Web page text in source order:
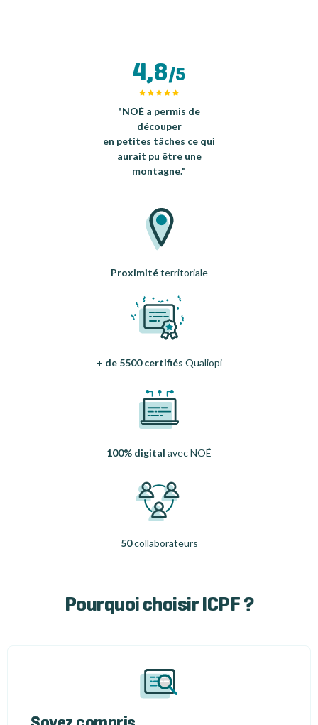
+ de 5500 certifiés Qualiopi
100% digital avec NOÉ
4,8/5
"NOÉ a permis de
découper
en petites tâches ce qui
aurait pu être une
montagne."
50collaborateurs
Proximitéterritoriale
Pourquoi choisir ICPF ?